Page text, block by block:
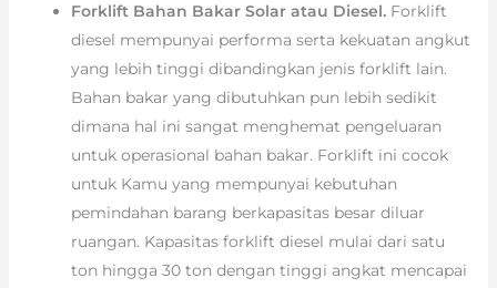
Forklift Bahan Bakar Solar atau Diesel. Forklift
diesel mempunyai performa serta kekuatan angkut
yang lebih tinggi dibandingkan jenis forklift lain.
Bahan bakar yang dibutuhkan pun lebih sedikit
dimana hal ini sangat menghemat pengeluaran
untuk operasional bahan bakar. Forklift ini cocok
untuk Kamu yang mempunyai kebutuhan
pemindahan barang berkapasitas besar diluar
ruangan. Kapasitas forklift diesel mulai dari satu
ton hingga 30 ton dengan tinggi angkat mencapai